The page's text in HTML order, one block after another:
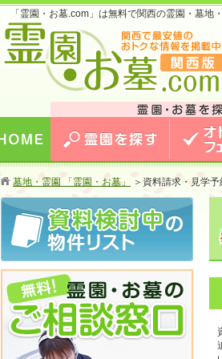
「霊園・お墓.com」は無料で関西の霊園・墓
お墓のことなら霊園・お墓.com 関西版 関西
最安値のおトクな情報を掲載中！
墓地・霊園 「霊園・お墓」 ＞ 資料請求・見学予